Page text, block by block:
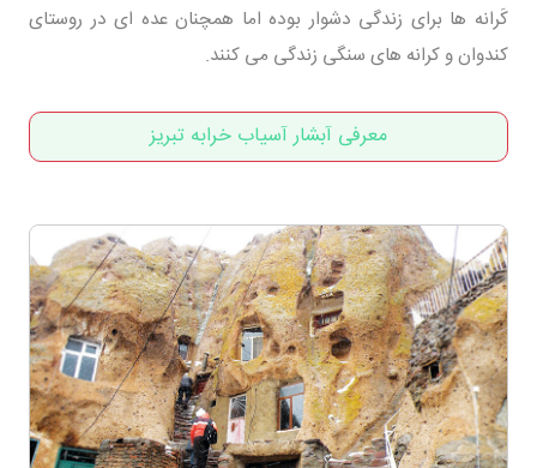
کَرانه ها برای زندگی دشوار بوده اما همچنان عده ای در روستای
کندوان و کرانه های سنگی زندگی می کنند.
معرفی آبشار آسیاب خرابه تبریز